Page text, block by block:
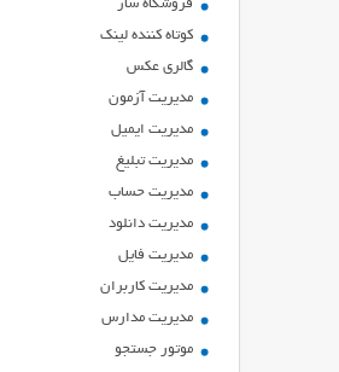
فروشگاه ساز
کوتاه کننده لینک
گالری عکس
مدیریت آزمون
مدیریت ایمیل
مدیریت تبلیغ
مدیریت حساب
مدیریت دانلود
مدیریت فایل
مدیریت کاربران
مدیریت مدارس
موتور جستجو